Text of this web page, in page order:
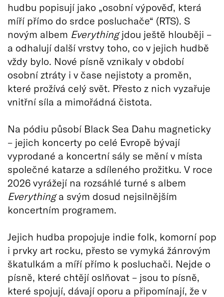
hudbu popisují jako „osobní výpověď, která
míří přímo do srdce posluchače“ (RTS). S
novým albem Everythingjdou ještě hlouběji –
a odhalují další vrstvy toho, co v jejich hudbě
vždy bylo. Nové písně vznikaly v období
osobní ztráty i v čase nejistoty a proměn,
které prožívá celý svět. Přesto z nich vyzařuje
vnitřní síla a mimořádná čistota.
Na pódiu působí Black Sea Dahu magneticky
– jejich koncerty po celé Evropě bývají
vyprodané a koncertní sály se mění v místa
společné katarze a sdíleného prožitku. V roce
2026 vyrážejí na rozsáhlé turné s albem
Everythinga svým dosud nejsilnějším
koncertním programem.
Jejich hudba propojuje indie folk, komorní pop
i prvky art rocku, přesto se vymyká žánrovým
škatulkám a míří přímo k posluchači. Nejde o
písně, které chtějí oslňovat – jsou to písně,
které spojují, dávají oporu a připomínají, že v